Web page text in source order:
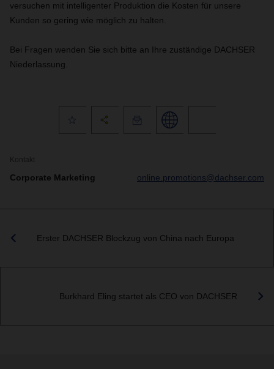
versuchen mit intelligenter Produktion die Kosten für unsere
Kunden so gering wie möglich zu halten.
Bei Fragen wenden Sie sich bitte an Ihre zuständige DACHSER
Niederlassung.
Kontakt
Corporate Marketing online.promotions@dachser.com
Erster DACHSER Blockzug von China nach Europa
Burkhard Eling startet als CEO von DACHSER